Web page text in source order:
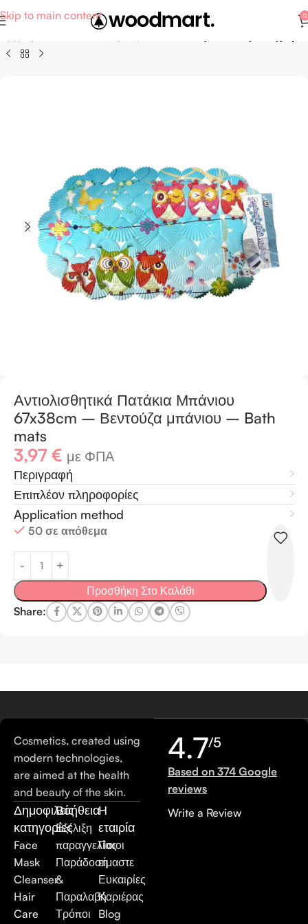
Skip to main content 0
Αντιολισθητικά Πατάκια Μπάνιου
67x38cm – Βεντούζα μπάνιου – Bath
mats
3,97 € με ΦΠΑ
Περιγραφή
Επιπλέον πληροφορίες
Application method
50 σε απόθεμα
Προσθήκη Στο Καλάθι
Share:
Cosmetics, created using
modern technologies,
are aimed at the health
and beauty of the skin.
Δημοφιλείς
κατηγορίες
Face
Mask
Cleanser
Hair
Care
Βοήθεια
Εξέλιξη
παραγγελίας
Παράδοση
&
Παραλαβή
Τρόποι
Η
εταιρία
Ποιοι
είμαστε
Ευκαιρίες
Καριέρας
Blog
4.7/5
Based on 374 Google
reviews
Write a Review